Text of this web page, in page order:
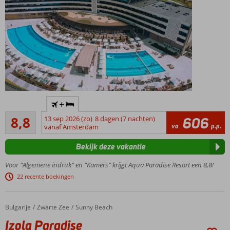
onbeperkt
toegang
tot het
grootste
van
Bulgarije!
Op korte
afstand
strand en
historisch
8,8
Aanrader
705
beoordelingen
+
13 sep 2026 (zo) 8 dagen (7 nachten)
vanaf Amsterdam
va 606 p.p.
Voor “Algemene indruk” en “Kamers” krijgt Aqua Paradise Resort een 8,8!
22 recente boekingen
Bekijk deze vakantie
Home
Bulgarije Zwarte Zee Sunny Beach
Izola Paradise
Izola Paradise